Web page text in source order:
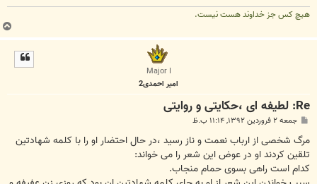
هیچ کس جز خداوند هست نیست.
ب
ا
Major I
امیر احمدی2
Re: لطیفه ای ،حکایتی و روایتی
پ
ت
جمعه ۲ فروردین ۱۳۹۲, ۱۱:۱۴ ب.ظ
مرگ شخصی از ارباب نعمت و ناز رسید ،در حال احتضار او را با کلمه شهادتین
تلقین کردند او در عوض این شعر را می خواند:
کدام است راهی بسوی حمام منجاب.